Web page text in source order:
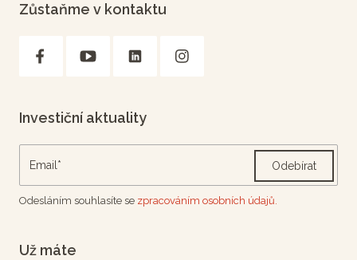
Zůstaňme v kontaktu
Investiční aktuality
Odebírat
Odesláním souhlasíte se zpracováním osobních údajů.
Už máte